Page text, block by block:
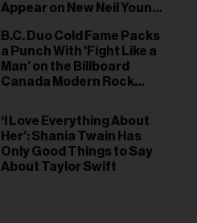
Appear on New Neil Young
B.C. Duo Cold Fame Packs
a Punch With 'Fight Like a
Man' on the Billboard
Canada Modern Rock
‘I Love Everything About
Her’: Shania Twain Has
Only Good Things to Say
About Taylor Swift